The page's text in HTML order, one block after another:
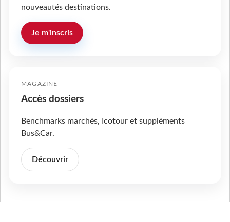
nouveautés destinations.
Je m'inscris
MAGAZINE
Accès dossiers
Benchmarks marchés, Icotour et suppléments
Bus&Car.
Découvrir